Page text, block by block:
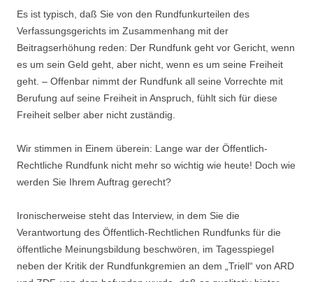
Es ist typisch, daß Sie von den Rundfunkurteilen des
Verfassungsgerichts im Zusammenhang mit der
Beitragserhöhung reden: Der Rundfunk geht vor Gericht, wenn
es um sein Geld geht, aber nicht, wenn es um seine Freiheit
geht. – Offenbar nimmt der Rundfunk all seine Vorrechte mit
Berufung auf seine Freiheit in Anspruch, fühlt sich für diese
Freiheit selber aber nicht zuständig.
Wir stimmen in Einem überein: Lange war der Öffentlich-
Rechtliche Rundfunk nicht mehr so wichtig wie heute! Doch wie
werden Sie Ihrem Auftrag gerecht?
Ironischerweise steht das Interview, in dem Sie die
Verantwortung des Öffentlich-Rechtlichen Rundfunks für die
öffentliche Meinungsbildung beschwören, im Tagesspiegel
neben der Kritik der Rundfunkgremien an dem „Triell“ von ARD